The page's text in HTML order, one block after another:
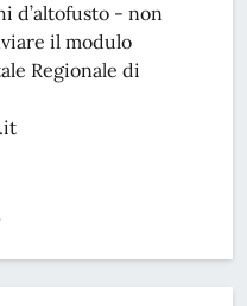
d’altofusto - non
il modulo
Regionale di
DI TAGLIO BOSCHI}